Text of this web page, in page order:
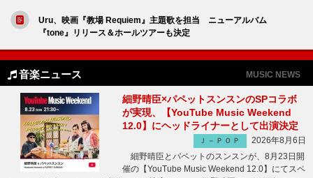
Uru、映画『教場 Requiem』主題歌を担当 ニューアルバム
『tone』リリース＆ホールツアーも決定
音楽ニュース MUSIC NEWS
細野晴臣×パペットスンスンのSPコラボ
が実現、【YouTube Music Weekend
12.0】にヘッドライナーとして出演決定
Ｊ－ＰＯＰ
2026年8月6日
細野晴臣とパペットのスンスンが、8月23日開
催の【YouTube Music Weekend 12.0】にてスペ